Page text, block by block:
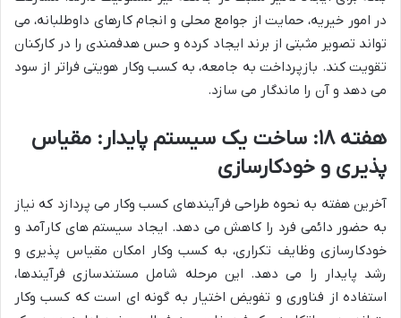
در امور خیریه، حمایت از جوامع محلی و انجام کارهای داوطلبانه، می
تواند تصویر مثبتی از برند ایجاد کرده و حس هدفمندی را در کارکنان
تقویت کند. بازپرداخت به جامعه، به کسب وکار هویتی فراتر از سود
می دهد و آن را ماندگار می سازد.
هفته ۱۸: ساخت یک سیستم پایدار: مقیاس
پذیری و خودکارسازی
آخرین هفته به نحوه طراحی فرآیندهای کسب وکار می پردازد که نیاز
به حضور دائمی فرد را کاهش می دهد. ایجاد سیستم های کارآمد و
خودکارسازی وظایف تکراری، به کسب وکار امکان مقیاس پذیری و
رشد پایدار را می دهد. این مرحله شامل مستندسازی فرآیندها،
استفاده از فناوری و تفویض اختیار به گونه ای است که کسب وکار